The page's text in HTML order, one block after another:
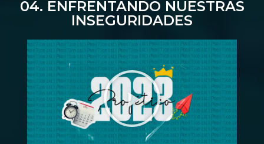
04. ENFRENTANDO NUESTRAS
INSEGURIDADES